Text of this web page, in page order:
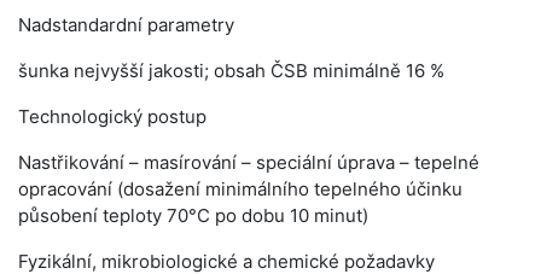
Nadstandardní parametry
šunka nejvyšší jakosti; obsah ČSB minimálně 16 %
Technologický postup
Nastřikování – masírování – speciální úprava – tepelné
opracování (dosažení minimálního tepelného účinku
působení teploty 70°C po dobu 10 minut)
Fyzikální, mikrobiologické a chemické požadavky